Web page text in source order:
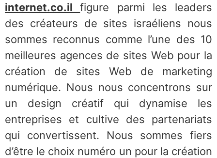
internet.co.ilfigure parmi les leaders
des créateurs de sites israéliens nous
sommes reconnus comme l’une des 10
meilleures agences de sites Web pour la
création de sites Web de marketing
numérique. Nous nous concentrons sur
un design créatif qui dynamise les
entreprises et cultive des partenariats
qui convertissent. Nous sommes fiers
d’être le choix numéro un pour la création